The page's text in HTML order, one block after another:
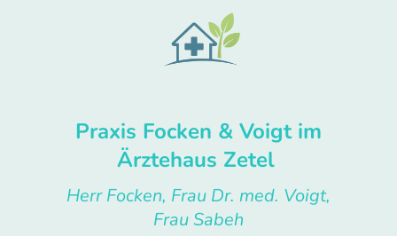
Praxis Focken & Voigt im
Ärztehaus Zetel
Herr Focken, Frau Dr. med. Voigt,
Frau Sabeh